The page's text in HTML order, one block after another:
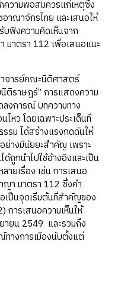
ความพอสมควรแก่เหตุซึ่ง
าณาจักรไทย และเสนอให้
ฟังความคิดเห็นจาก
มาตรา 112 เพื่อเสนอแนะ
จารย์คณะนิติศาสตร์
ติราษฎร์” การแสดงความ
งการณ์ บทความทาง
หว โดยเฉพาะประเด็นที่
รม ได้สร้างแรงกดดันให้
ย่างมีนัยยะสำคัญ เพราะ
ถูกนำไปใช้อ้างอิงและเป็น
ายเรื่อง เช่น การเสนอ
ญา มาตรา 112 ซึ่งคำ
เป็นจุดเริ่มต้นที่สำคัญของ
ารเสนอความเห็นให้
ายน 2549 และรวมถึง
ทางการเมืองนับตั้งแต่